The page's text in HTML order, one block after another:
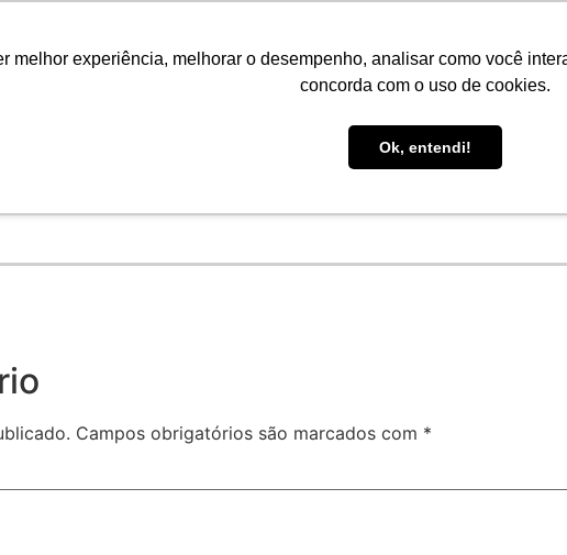
melhor experiência, melhorar o desempenho, analisar como você
concorda com o uso de cookies.
Ok, entendi!
Portal do Professor Faro Carreiras EAD Biblioteca Teams
Campos obrigatórios são marcados com *